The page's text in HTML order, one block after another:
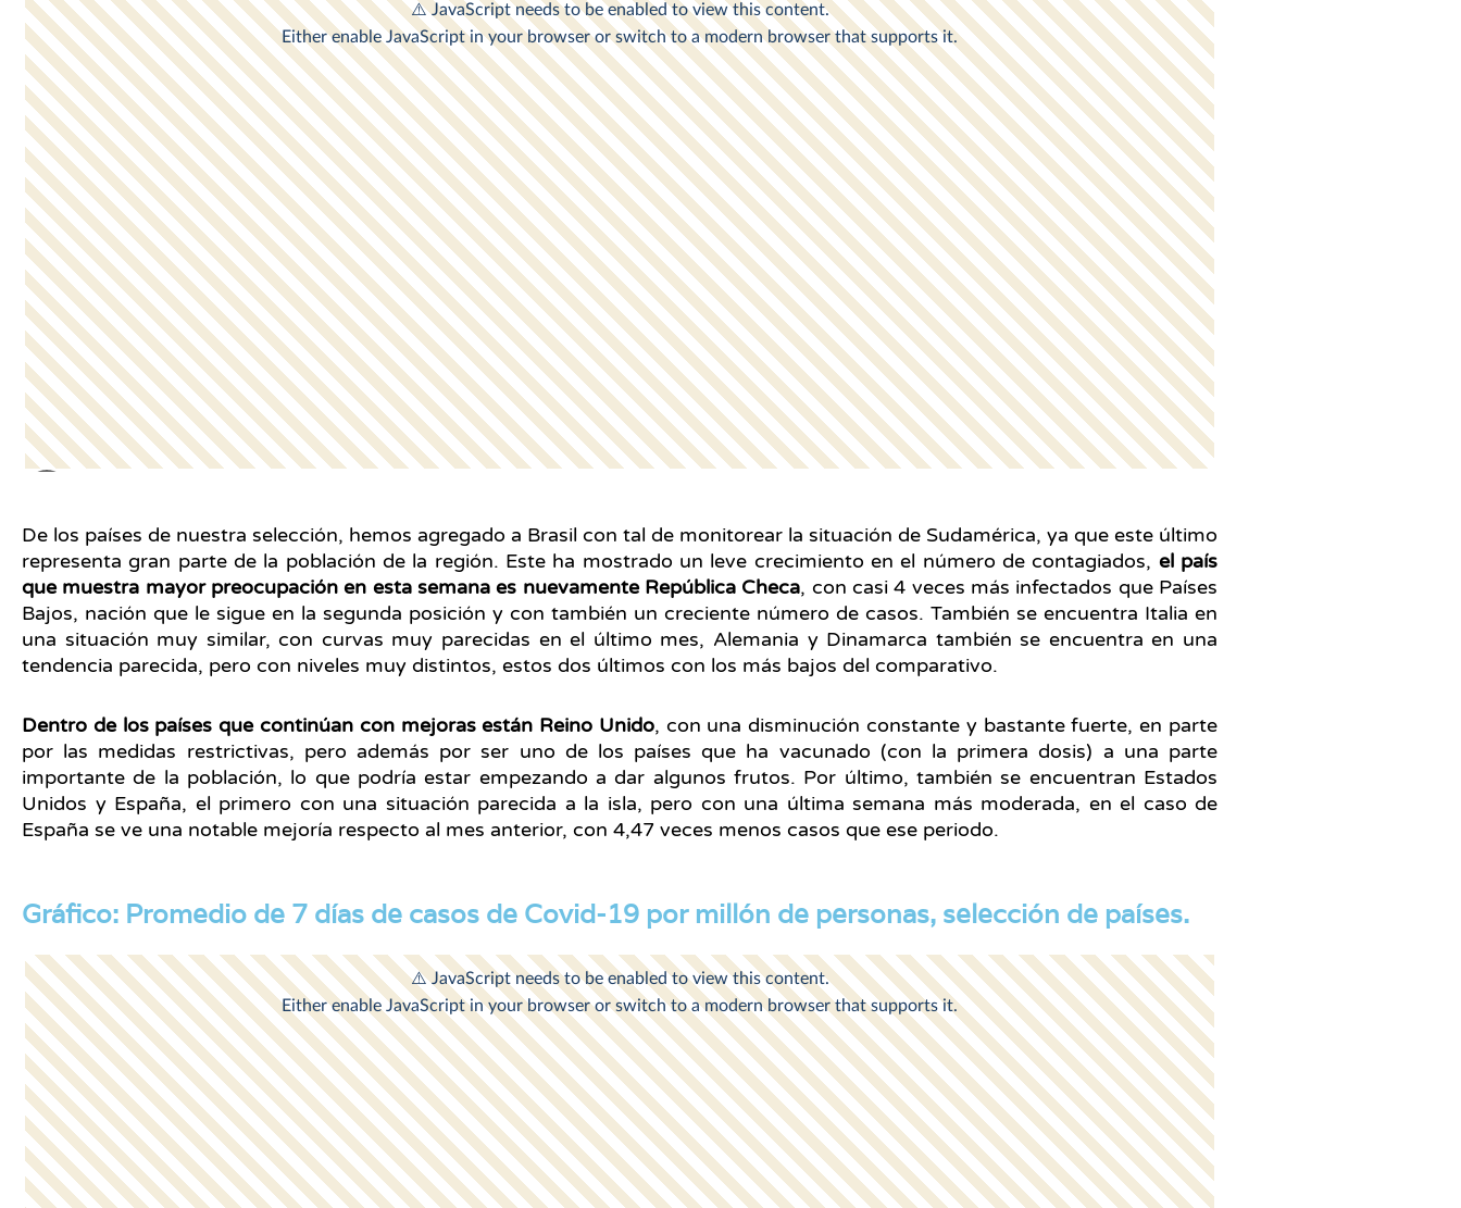
De los países de nuestra selección, hemos agregado a Brasil con tal de monitorear la situación de Sudamérica, ya que este último
representa gran parte de la población de la región. Este ha mostrado un leve crecimiento en el número de contagiados, el país
que muestra mayor preocupación en esta semana es nuevamente República Checa, con casi 4 veces más infectados que Países
Bajos, nación que le sigue en la segunda posición y con también un creciente número de casos. También se encuentra Italia en
una situación muy similar, con curvas muy parecidas en el último mes, Alemania y Dinamarca también se encuentra en una
tendencia parecida, pero con niveles muy distintos, estos dos últimos con los más bajos del comparativo.
Dentro de los países que continúan con mejoras están Reino Unido, con una disminución constante y bastante fuerte, en parte
por las medidas restrictivas, pero además por ser uno de los países que ha vacunado (con la primera dosis) a una parte
importante de la población, lo que podría estar empezando a dar algunos frutos. Por último, también se encuentran Estados
Unidos y España, el primero con una situación parecida a la isla, pero con una última semana más moderada, en el caso de
España se ve una notable mejoría respecto al mes anterior, con 4,47 veces menos casos que ese periodo.
Gráfico: Promedio de 7 días de casos de Covid-19 por millón de personas, selección de países.